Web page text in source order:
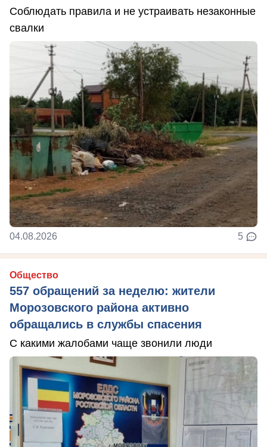
Соблюдать правила и не устраивать незаконные
свалки
04.08.2026 5
Общество
557 обращений за неделю: жители
Морозовского района активно
обращались в службы спасения
С какими жалобами чаще звонили люди